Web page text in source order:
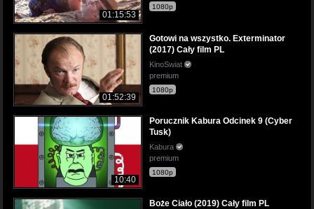
01:15:53
1080p
01:52:39
Gotowi na wszystko. Exterminator
(2017) Cały film PL
KinoSwiat
premium
1080p
10:40
Porucznik Kabura Odcinek 9 (Cyber
Tusk)
Kabura
premium
1080p
Boże Ciało (2019) Cały film PL